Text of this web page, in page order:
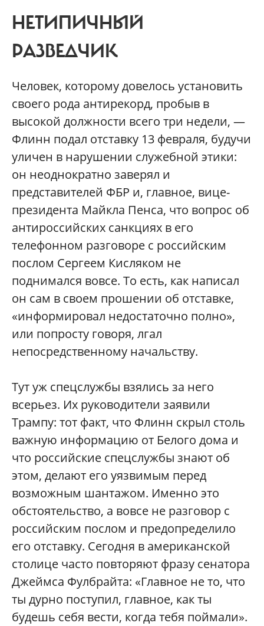
НЕТИПИЧНЫЙ
РАЗВЕДЧИК
Человек, которому довелось установить
своего рода антирекорд, пробыв в
высокой должности всего три недели, —
Флинн подал отставку 13 февраля, будучи
уличен в нарушении служебной этики:
он неоднократно заверял и
представителей ФБР и, главное, вице-
президента Майкла Пенса, что вопрос об
антироссийских санкциях в его
телефонном разговоре с российским
послом Сергеем Кисляком не
поднимался вовсе. То есть, как написал
он сам в своем прошении об отставке,
«информировал недостаточно полно»,
или попросту говоря, лгал
непосредственному начальству.
Тут уж спецслужбы взялись за него
всерьез. Их руководители заявили
Трампу: тот факт, что Флинн скрыл столь
важную информацию от Белого дома и
что российские спецслужбы знают об
этом, делают его уязвимым перед
возможным шантажом. Именно это
обстоятельство, а вовсе не разговор с
российским послом и предопределило
его отставку. Сегодня в американской
столице часто повторяют фразу сенатора
Джеймса Фулбрайта: «Главное не то, что
ты дурно поступил, главное, как ты
будешь себя вести, когда тебя поймали».